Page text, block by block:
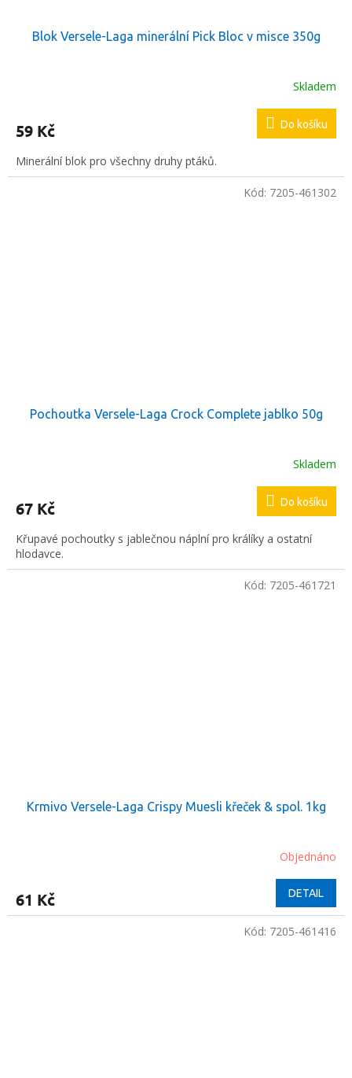
Blok Versele-Laga minerální Pick Bloc v misce 350g
Skladem
59 Kč Do košíku
Minerální blok pro všechny druhy ptáků.
Pochoutka Versele-Laga Crock Complete jablko 50g
Skladem
67 Kč Do košíku
Křupavé pochoutky s jablečnou náplní pro králíky a ostatní
hlodavce.
Kód: 7205-461302
Krmivo Versele-Laga Crispy Muesli křeček & spol. 1kg
Objednáno
61 Kč DETAIL
Kód: 7205-461721
Kód: 7205-461416